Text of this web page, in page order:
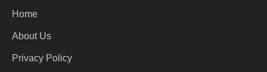
Home
About Us
Privacy Policy